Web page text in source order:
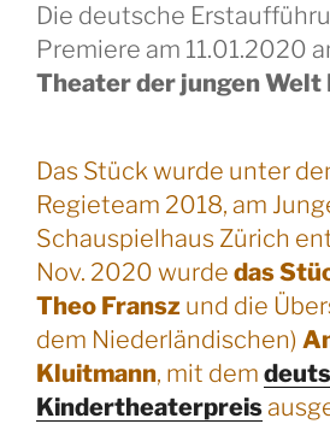
Die deutsche
Premiere am 11.01.2020
Theater der jungen Welt
Das Stück wurde unter
Regieteam 2018, am
Schauspielhaus Zürich
Nov. 2020 wurde das
Theo Fransz und die
dem Niederländischen)
Kluitmann, mit dem
Kindertheaterpreis